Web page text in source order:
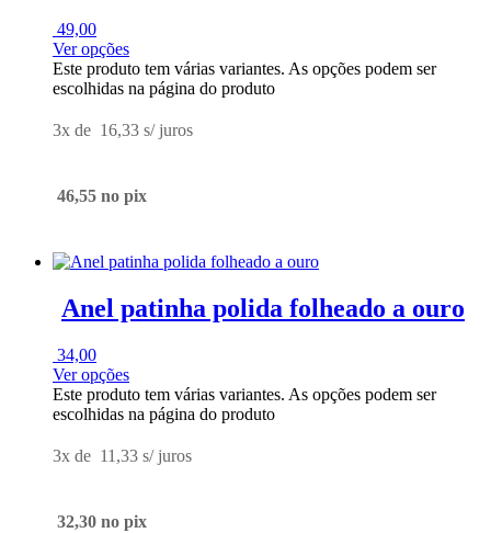
49,00
Ver opções
Este produto tem várias variantes. As opções podem ser
escolhidas na página do produto
3x de 16,33 s/ juros
46,55 no pix
Anel patinha polida folheado a ouro
34,00
Ver opções
Este produto tem várias variantes. As opções podem ser
escolhidas na página do produto
3x de 11,33 s/ juros
32,30 no pix